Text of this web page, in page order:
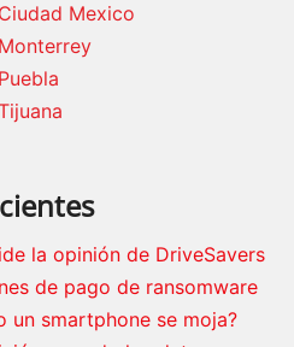
Mexico
la opinión de DriveSavers
de pago de ransomware
un smartphone se moja?